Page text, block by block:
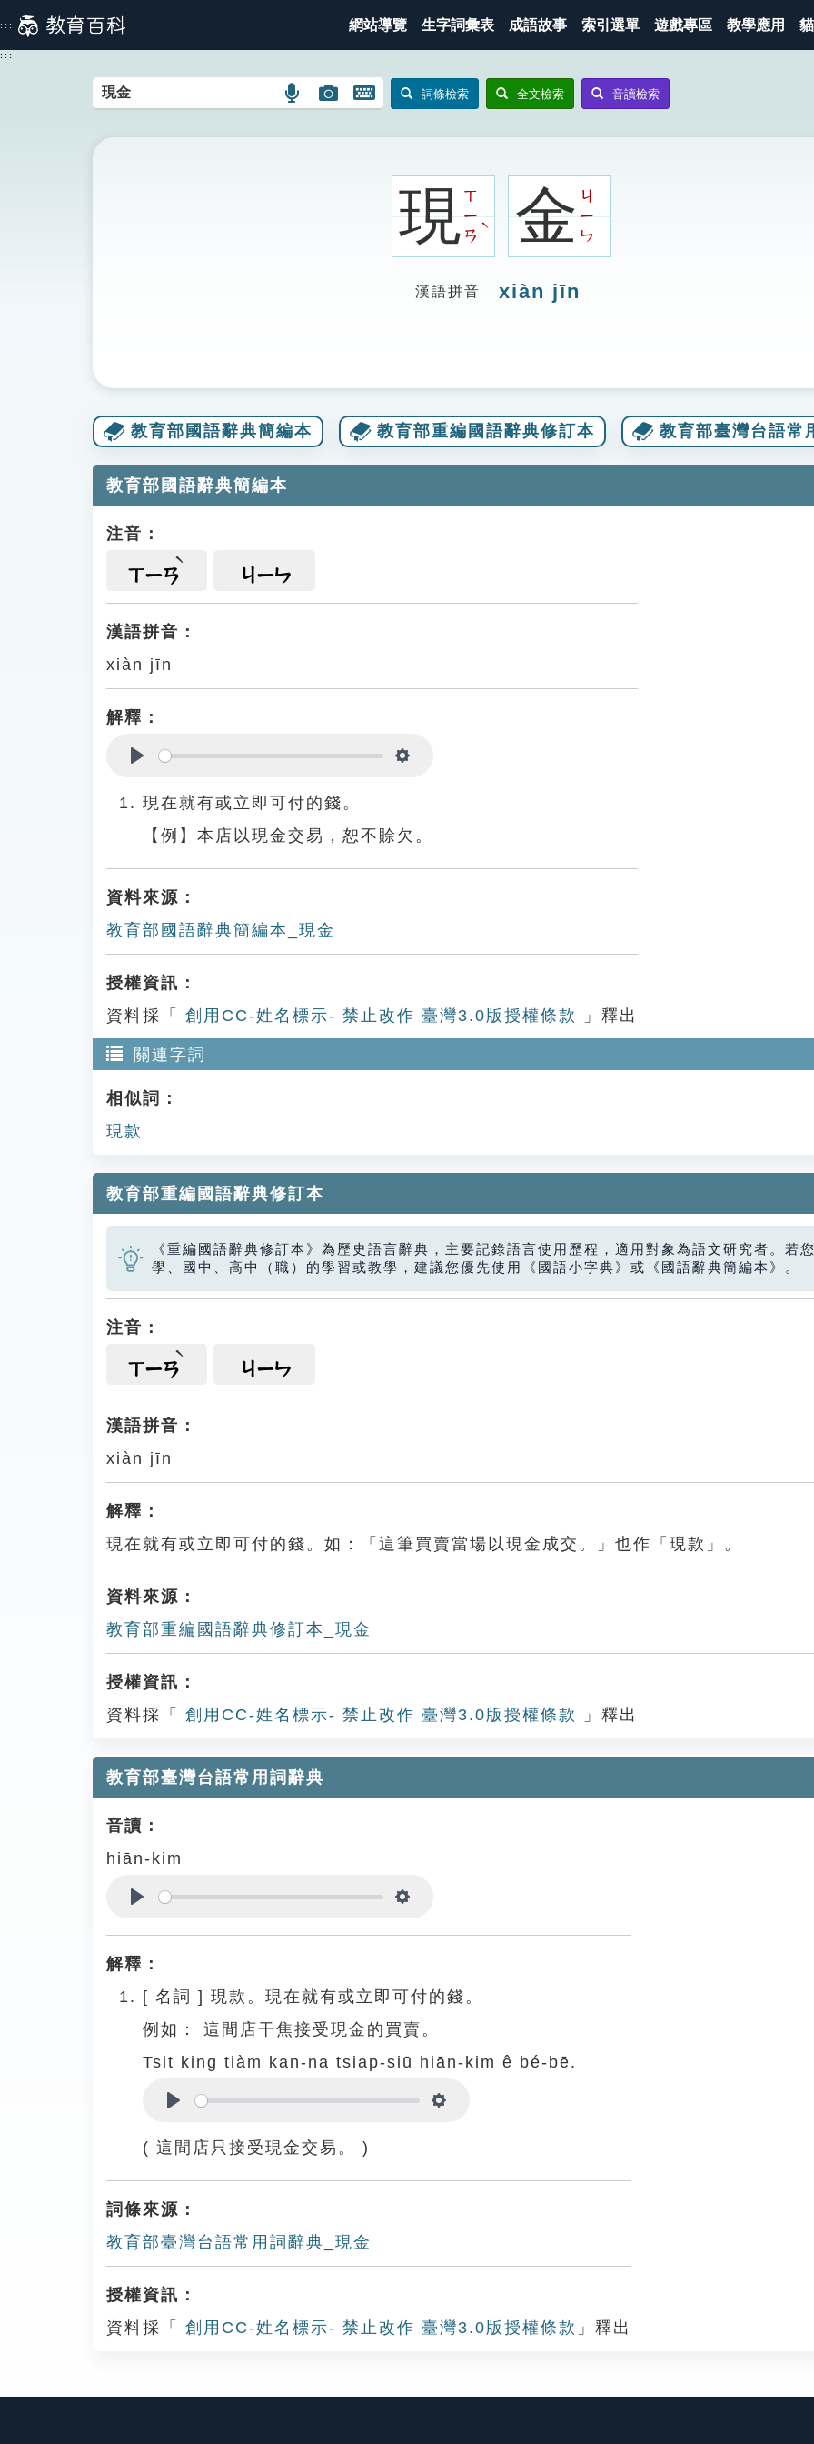
到
主
::: 網站導覽 生字詞彙表 成語故事 索引選單 遊戲專區 教學應用
:::
語
搜
圖
搜
開
鍵
詞條檢索 全文檢索 音讀檢索
現ㄒ
ㄧ
ㄢ
ˋ 金ㄐ
ㄧ
ㄣ
漢語拼音 xiàn jīn
教育部國語辭典簡編本 教育部重編國語辭典修訂本 教育部臺灣台語常
教育部國語辭典簡編本
注音：
ㄒㄧㄢ ㄐㄧㄣ
漢語拼音：
xiàn jīn
解釋：
現在就有或立即可付的錢。
【例】本店以現金交易，恕不賒欠。
資料來源：
教育部國語辭典簡編本_現金
授權資訊：
資料採「
創用CC-姓名標示- 禁止改作 臺灣3.0版授權條款 」釋出
關連字詞
相似詞：
現款
教育部重編國語辭典修訂本
《重編國語辭典修訂本》為歷史語言辭典，主要記錄語言使用歷程，適用對象為語文研究者。若
學、國中、高中（職）的學習或教學，建議您優先使用《國語小字典》或《國語辭典簡編本》。
注音：
ㄒㄧㄢ ㄐㄧㄣ
漢語拼音：
xiàn jīn
解釋：
現在就有或立即可付的錢。如：「這筆買賣當場以現金成交。」也作「現款」。
資料來源：
教育部重編國語辭典修訂本_現金
授權資訊：
資料採「
創用CC-姓名標示- 禁止改作 臺灣3.0版授權條款 」釋出
教育部臺灣台語常用詞辭典
音讀：
hiān-kim
解釋：
[ 名詞 ] 現款。現在就有或立即可付的錢。
例如：
這間店干焦接受現金的買賣。
Tsit king tiàm kan-na tsiap-siū hiān-kim ê bé-bē.
( 這間店只接受現金交易。 )
詞條來源：
教育部臺灣台語常用詞辭典_現金
授權資訊：
資料採「
創用CC-姓名標示- 禁止改作 臺灣3.0版授權條款 」釋出